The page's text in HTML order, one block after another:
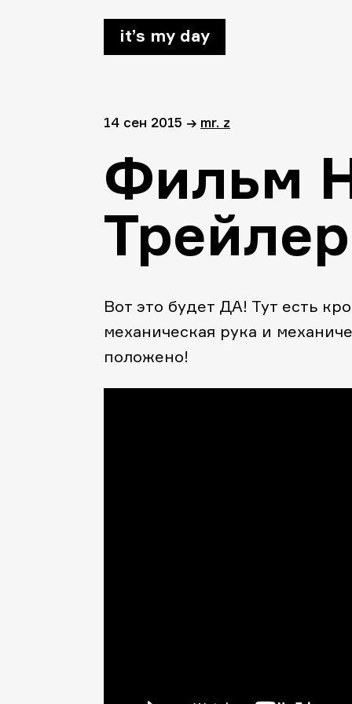
it’s my day
14 сен 2015 → mr. z
Фильм
Вот это будет ДА! Тут есть
механическая рука и
положено!